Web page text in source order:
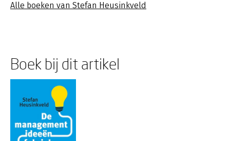
Alle boeken van Stefan Heusinkveld
Boek bij dit artikel